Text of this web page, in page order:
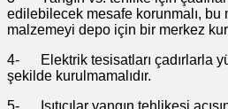
edilebilecek mesafe korunmalı, bu
malzemeyi depo için bir merkez
4- Elektrik tesisatları çadırlarla
şekilde kurulmamalıdır.
5- Isıtıcılar yangın tehlikesi